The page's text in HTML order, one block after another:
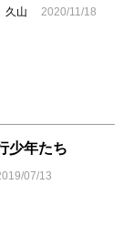
久山
2020/11/18
少年たち
07/13